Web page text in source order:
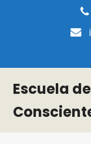
Escuela